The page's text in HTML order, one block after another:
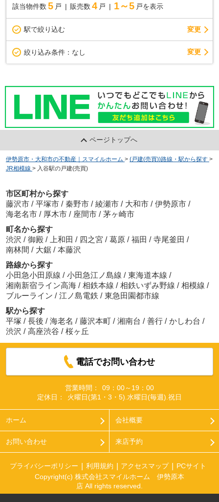
該当物件数 5 戸 販売数 4 戸 1～5 戸を表示
駅で絞り込む 変更
絞り込み条件： なし 変更
ページトップへ
伊勢原市・大和市の不動産｜スマイルホーム > (戸建(売買))路線・駅から探す >
JR相模線 > 入谷駅の戸建(売買)
市区町村から探す
藤沢市 / 平塚市 / 秦野市 / 綾瀬市 / 大和市 / 伊勢原市 /
海老名市 / 厚木市 / 座間市 / 茅ヶ崎市
町名から探す
渋沢 / 御殿 / 上和田 / 四之宮 / 葛原 / 福田 / 寺尾釜田 /
南林間 / 大鋸 / 本藤沢
路線から探す
小田急小田原線 / 小田急江ノ島線 / 東海道本線 /
湘南新宿ライン高海 / 相鉄本線 / 相鉄いずみ野線 / 相模線 /
ブルーライン / 江ノ島電鉄 / 東急田園都市線
駅から探す
平塚 / 長後 / 海老名 / 藤沢本町 / 湘南台 / 善行 / かしわ台 /
渋沢 / 高座渋谷 / 桜ヶ丘
電話でお問い合わせ
営業時間：
09：00～19：00
定休日：
火曜日(第1・3・5).水曜日(毎週).祝日
ホーム 会社概要
お問い合わせ 来店予約
プライバシーポリシー 利用規約 アクセスマップ
PCサイト
Copyright(c) 株式会社スマイルホーム 伊勢原本
店 All rights reserved.